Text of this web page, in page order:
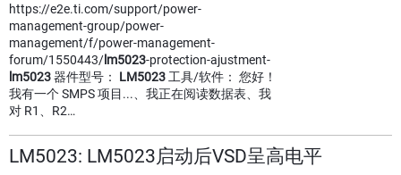
https://e2e.ti.com/support/power-
management-group/power-
management/f/power-management-
forum/1550443/ lm5023-protection-ajustment-
lm5023器件型号： LM5023 工具/软件： 您好！
我有一个 SMPS 项目...、我正在阅读数据表、我
对 R1、R2…
LM5023: LM5023启动后VSD呈高电平